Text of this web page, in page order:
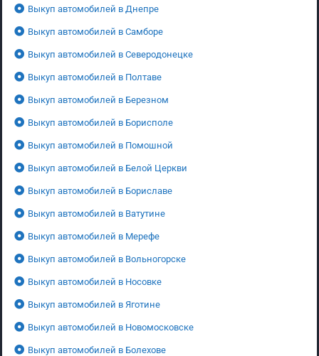
Выкуп автомобилей в Днепре
Выкуп автомобилей в Самборе
Выкуп автомобилей в Северодонецке
Выкуп автомобилей в Полтаве
Выкуп автомобилей в Березном
Выкуп автомобилей в Борисполе
Выкуп автомобилей в Помошной
Выкуп автомобилей в Белой Церкви
Выкуп автомобилей в Бориславе
Выкуп автомобилей в Ватутине
Выкуп автомобилей в Мерефе
Выкуп автомобилей в Вольногорске
Выкуп автомобилей в Носовке
Выкуп автомобилей в Яготине
Выкуп автомобилей в Новомосковске
Выкуп автомобилей в Болехове